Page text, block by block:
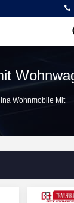
Wohnmobile Mit